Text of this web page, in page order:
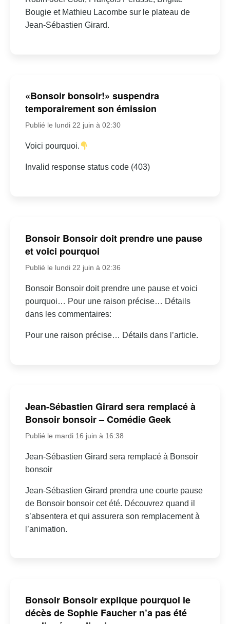
Bougie et Mathieu Lacombe sur le plateau de
Jean-Sébastien Girard.
«Bonsoir bonsoir!» suspendra
temporairement son émission
Publié le lundi 22 juin à 02:30
Voici pourquoi.
Invalid response status code (403)
Bonsoir Bonsoir doit prendre une pause
et voici pourquoi
Publié le lundi 22 juin à 02:36
Bonsoir Bonsoir doit prendre une pause et voici
pourquoi… Pour une raison précise… Détails
dans les commentaires:
Pour une raison précise… Détails dans l’article.
Jean-Sébastien Girard sera remplacé à
Bonsoir bonsoir – Comédie Geek
Publié le mardi 16 juin à 16:38
Jean-Sébastien Girard sera remplacé à Bonsoir
bonsoir
Jean-Sébastien Girard prendra une courte pause
de Bonsoir bonsoir cet été. Découvrez quand il
s’absentera et qui assurera son remplacement à
l’animation.
Bonsoir Bonsoir explique pourquoi le
décès de Sophie Faucher n’a pas été